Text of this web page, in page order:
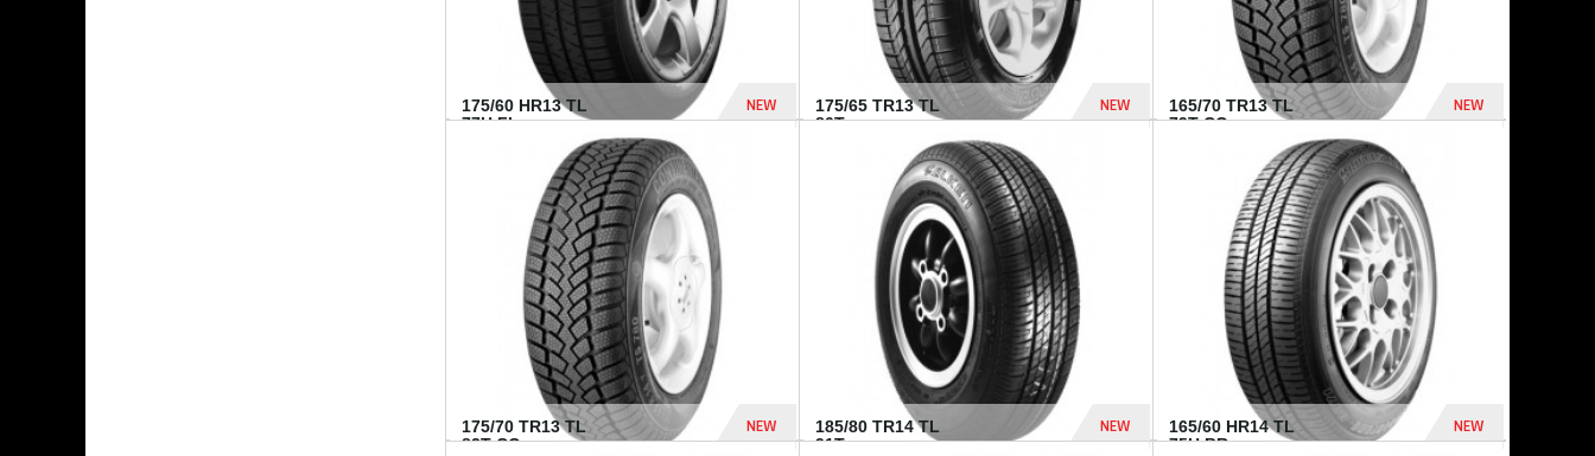
175/60 HR13 TL
77H FI...
NEW
394 Dhs
175/65 TR13 TL
80T...
NEW
165/70 TR13 TL
79T CO...
NEW
364 Dhs
175/70 TR13 TL
82T CO...
NEW
185/80 TR14 TL
91T...
NEW
165/60 HR14 TL
75H BR...
NEW